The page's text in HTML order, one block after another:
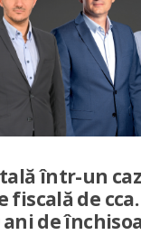
într-un
fiscală de
ani de